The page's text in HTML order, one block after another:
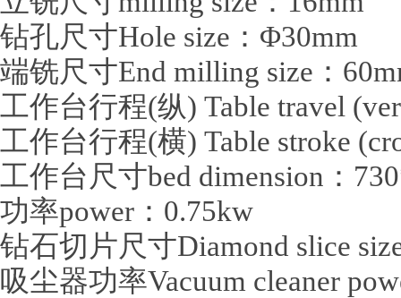
钻孔尺寸Hole size：Φ30mm
端铣尺寸End milling size：
工作台行程(纵) Table travel
工作台行程(横) Table stroke
工作台尺寸bed dimension：
功率power：0.75kw
钻石切片尺寸Diamond slice
吸尘器功率Vacuum cleaner